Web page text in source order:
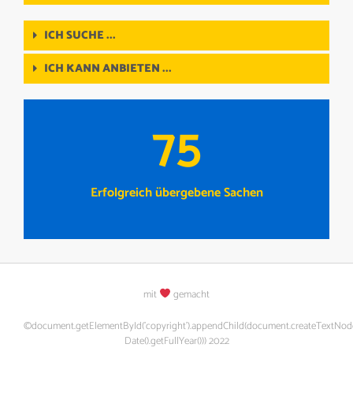
ICH SUCHE ...
ICH KANN ANBIETEN ...
Erfolgreich übergebene Sachen
75
mit
gemacht
Date().getFullYear())) 2022